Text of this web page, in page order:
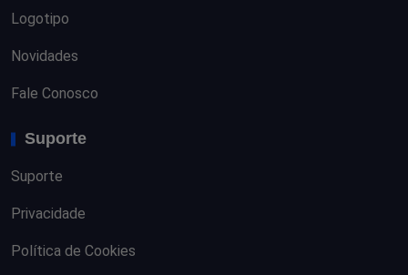
Logotipo
Novidades
Fale Conosco
Suporte
Suporte
Privacidade
Política de Cookies